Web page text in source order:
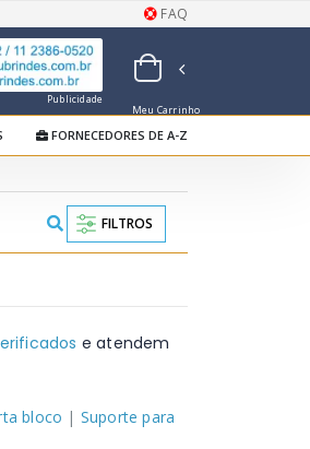
FAQ
Publicidade
Meu Carrinho
de Orçamentos
FORNECEDORES DE A-Z
FILTROS
e atendem
bloco | Suporte para